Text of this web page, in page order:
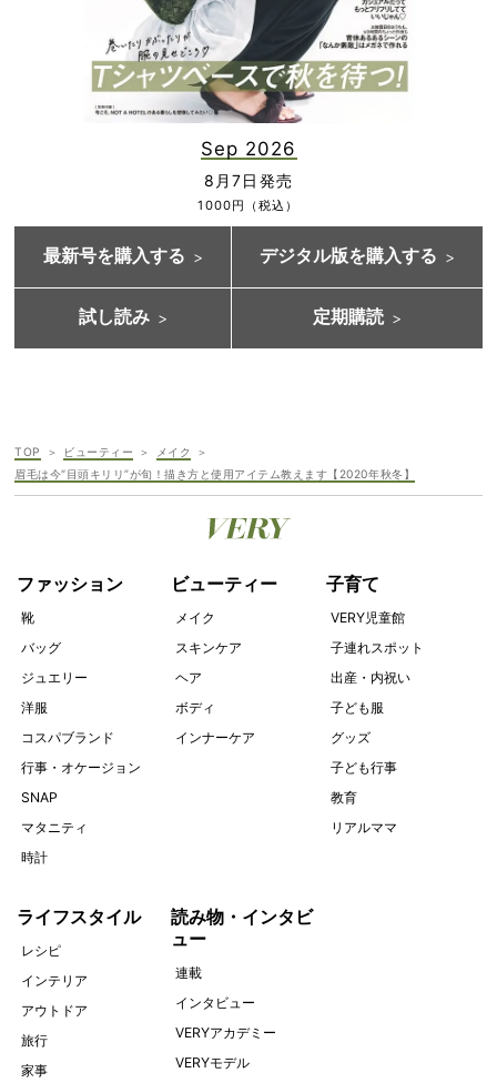
Sep 2026
8月7日発売
1000円（税込）
最新号を購入する デジタル版を購入する
試し読み 定期購読
TOP ビューティー
メイク
眉毛は今“目頭キリリ”が旬！描き方と使用アイテム教えます【2020年秋冬】
ファッション
靴
バッグ
ジュエリー
洋服
コスパブランド
行事・オケージョン
SNAP
マタニティ
時計
ビューティー
メイク
スキンケア
ヘア
ボディ
インナーケア
子育て
VERY児童館
子連れスポット
出産・内祝い
子ども服
グッズ
子ども行事
教育
リアルママ
ライフスタイル
レシピ
インテリア
アウトドア
旅行
家事
読み物・インタビ
ュー
連載
インタビュー
VERYアカデミー
VERYモデル